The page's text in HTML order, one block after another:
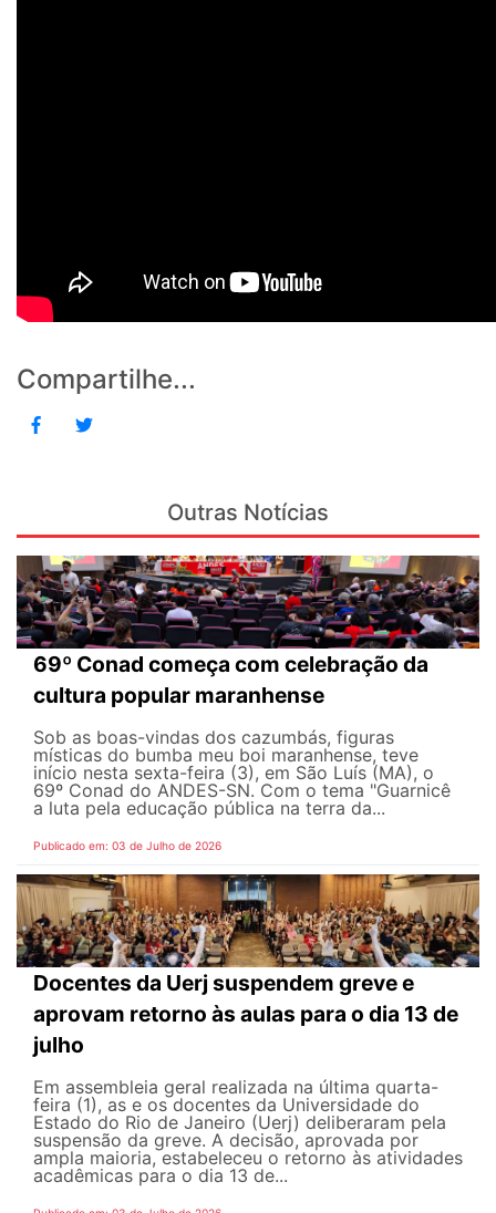
Compartilhe...
Outras Notícias
69º Conad começa com celebração da
cultura popular maranhense
Sob as boas-vindas dos cazumbás, figuras
místicas do bumba meu boi maranhense, teve
início nesta sexta-feira (3), em São Luís (MA), o
69º Conad do ANDES-SN. Com o tema "Guarnicê
a luta pela educação pública na terra da...
Publicado em: 03 de Julho de 2026
Docentes da Uerj suspendem greve e
aprovam retorno às aulas para o dia 13 de
julho
Em assembleia geral realizada na última quarta-
feira (1), as e os docentes da Universidade do
Estado do Rio de Janeiro (Uerj) deliberaram pela
suspensão da greve. A decisão, aprovada por
ampla maioria, estabeleceu o retorno às atividades
acadêmicas para o dia 13 de...